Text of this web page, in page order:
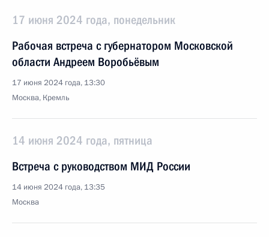
17 июня 2024 года, понедельник
Рабочая встреча с губернатором Московской
области Андреем Воробьёвым
17 июня 2024 года, 13:30
Москва, Кремль
14 июня 2024 года, пятница
Встреча с руководством МИД России
14 июня 2024 года, 13:35
Москва